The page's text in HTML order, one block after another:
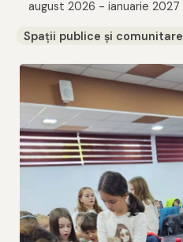
august 2026 - ianuarie 2027
Spații publice și comunitare